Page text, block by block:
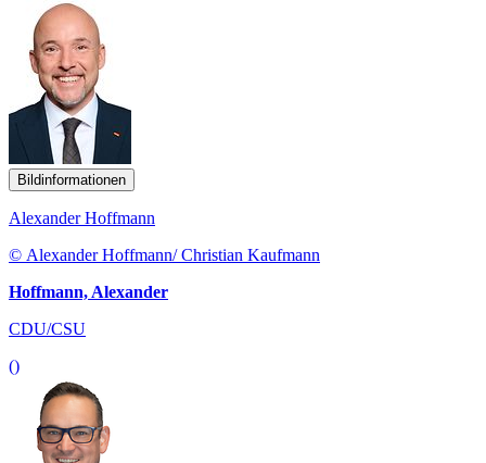
Bildinformationen
Alexander Hoffmann
© Alexander Hoffmann/ Christian Kaufmann
Hoffmann, Alexander
CDU/CSU
()